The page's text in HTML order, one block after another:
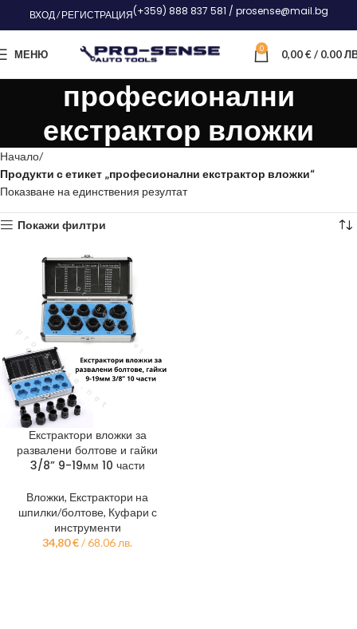
ВХОД / РЕГИСТРАЦИЯ(+359) 888 837 581 / prosense@mail.bg
МЕНЮ 0 0,00€/ 0.00
професионални
екстрактор вложки
Начало
Продукти с етикет „професионални екстрактор вложки“
Показване на единствения резултат
Покажи филтри
Екстрактори вложки за
развалени болтове и гайки
3/8” 9-19мм 10 части
Вложки, Екстрактори на
шпилки/болтове, Куфари с
инструменти
34,80€/ 68.06 лв.